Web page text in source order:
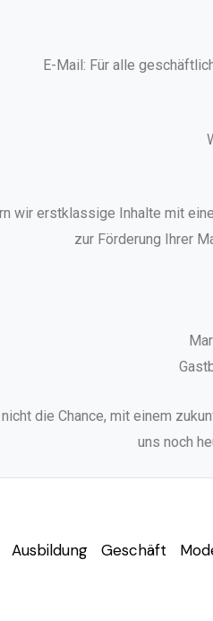
E-Mail: Für alle
wir erstklassige Inhalte mit
zur Förderung Ihrer
die Chance, mit einem
uns noch
Ausbildung Geschäft